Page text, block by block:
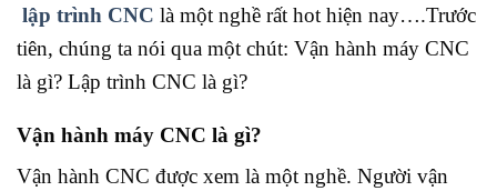
lập trình CNC là một nghề rất hot hiện nay….Trước
tiên, chúng ta nói qua một chút: Vận hành máy CNC
là gì? Lập trình CNC là gì?
Vận hành máy CNC là gì?
Vận hành CNC được xem là một nghề. Người vận